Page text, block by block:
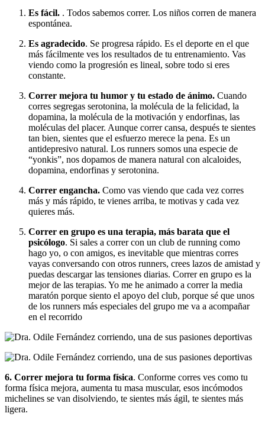
Es fácil. . Todos sabemos correr. Los niños corren de manera
espontánea.
Es agradecido. Se progresa rápido. Es el deporte en el que
más fácilmente ves los resultados de tu entrenamiento. Vas
viendo como la progresión es lineal, sobre todo si eres
constante.
Correr mejora tu humor y tu estado de ánimo. Cuando
corres segregas serotonina, la molécula de la felicidad, la
dopamina, la molécula de la motivación y endorfinas, las
moléculas del placer. Aunque correr cansa, después te sientes
tan bien, sientes que el esfuerzo merece la pena. Es un
antidepresivo natural. Los runners somos una especie de
“yonkis”, nos dopamos de manera natural con alcaloides,
dopamina, endorfinas y serotonina.
Correr engancha. Como vas viendo que cada vez corres
más y más rápido, te vienes arriba, te motivas y cada vez
quieres más.
Correr en grupo es una terapia, más barata que el
psicólogo. Si sales a correr con un club de running como
hago yo, o con amigos, es inevitable que mientras corres
vayas conversando con otros runners, crees lazos de amistad y
puedas descargar las tensiones diarias. Correr en grupo es la
mejor de las terapias. Yo me he animado a correr la media
maratón porque siento el apoyo del club, porque sé que unos
de los runners más especiales del grupo me va a acompañar
en el recorrido
6. Correr mejora tu forma física. Conforme corres ves como tu
forma física mejora, aumenta tu masa muscular, esos incómodos
michelines se van disolviendo, te sientes más ágil, te sientes más
ligera.